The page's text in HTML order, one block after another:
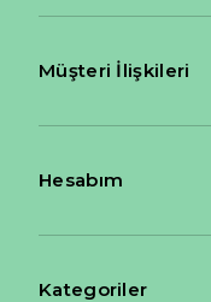
Müşteri İlişkileri
Hesabım
Kategoriler